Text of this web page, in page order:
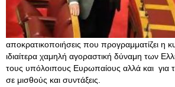
αποκρατικοποιήσεις που προγραμματίζει η
ιδιαίτερα χαμηλή αγοραστική δύναμη των
τους υπόλοιπους Ευρωπαίους αλλά και για
σε μισθούς και συντάξεις.